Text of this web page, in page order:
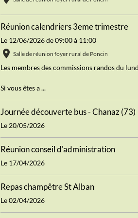
Réunion calendriers 3eme trimestre
Le 12/06/2026 de 09:00 à 11:00
Salle de réunion foyer rural de Poncin
Les membres des commissions randos du
Si vous êtes a ...
Journée découverte bus - Chanaz (73)
Le 20/05/2026
Réunion conseil d'administration
Le 17/04/2026
Repas champêtre St Alban
Le 02/04/2026